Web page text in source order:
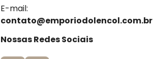
E-mail:
contato@emporiodolencol.com.br
Nossas Redes Sociais